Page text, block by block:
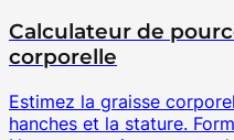
Calculateur de
corporelle
Estimez la graisse
hanches et la stature.